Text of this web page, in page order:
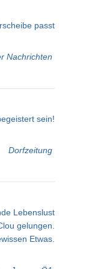
passt
Nachrichten
sein!
Dorfzeitung
Lebenslust
gelungen.
Etwas.